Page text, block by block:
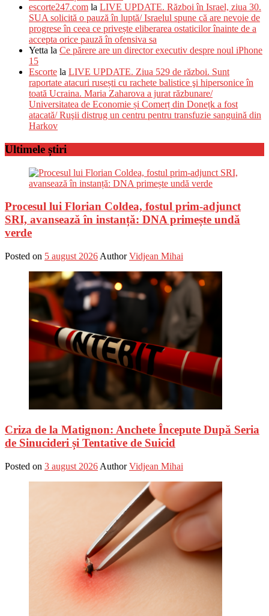
escorte247.com la LIVE UPDATE. Război în Israel, ziua 30.
SUA solicită o pauză în luptă/ Israelul spune că are nevoie de
progrese în ceea ce privește eliberarea ostaticilor înainte de a
accepta orice pauză în ofensiva sa
Yetta la Ce părere are un director executiv despre noul iPhone
15
Escorte la LIVE UPDATE. Ziua 529 de război. Sunt
raportate atacuri rusești cu rachete balistice şi hipersonice în
toată Ucraina. Maria Zaharova a jurat răzbunare/
Universitatea de Economie și Comerț din Donețk a fost
atacată/ Ruşii distrug un centru pentru transfuzie sanguină din
Harkov
Ultimele știri
Procesul lui Florian Coldea, fostul prim-adjunct
SRI, avansează în instanță: DNA primește undă
verde
Posted on 5 august 2026 Author Vidjean Mihai
Criza de la Matignon: Anchete Începute După Seria
de Sinucideri și Tentative de Suicid
Posted on 3 august 2026 Author Vidjean Mihai